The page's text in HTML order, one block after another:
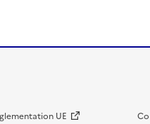
UE